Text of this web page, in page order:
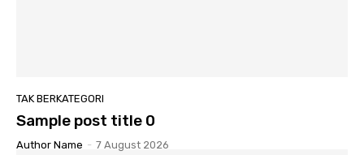
TAK BERKATEGORI
Sample post title 0
Author Name - 7 August 2026